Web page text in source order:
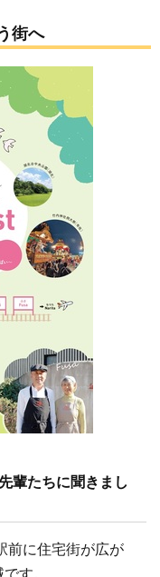
街へ
輩たちに聞きまし
前に住宅街が広が